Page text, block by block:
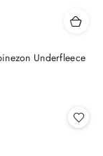
Underfleece